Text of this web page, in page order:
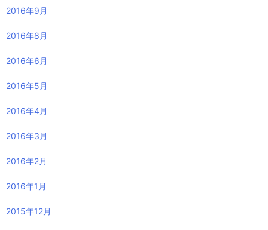
2016年9月
2016年8月
2016年6月
2016年5月
2016年4月
2016年3月
2016年2月
2016年1月
2015年12月